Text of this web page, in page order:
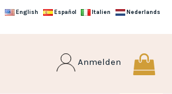
English Español Italien Nederlands
Anmelden